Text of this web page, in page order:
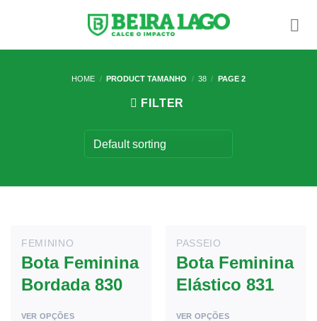
HOME / PRODUCT TAMANHO / 38 / PAGE 2
FILTER
FEMININO
Bota Feminina
Bordada 830
VER OPÇÕES
PASSEIO
Bota Feminina
Elástico 831
VER OPÇÕES